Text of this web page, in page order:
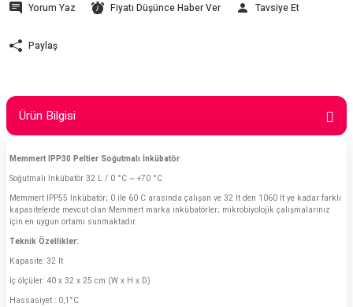
Yorum Yaz Fiyatı Düşünce Haber Ver Tavsiye Et
Paylaş
Ürün Bilgisi
Memmert IPP30 Peltier Soğutmalı İnkübatör
Soğutmalı İnkübatör 32 L / 0 °C ~ +70 °C
Memmert IPP55 İnkübatör; 0 ile 60 C arasında çalışan ve 32 lt den 1060 lt ye kadar farklı
kapasitelerde mevcut olan Memmert marka inkübatörler; mikrobiyolojik çalışmalarınız
için en uygun ortamı sunmaktadır.
Teknik Özellikler:
Kapasite: 32 lt
İç ölçüler: 40 x 32 x 25 cm (W x H x D)
Hassasiyet : 0,1°C